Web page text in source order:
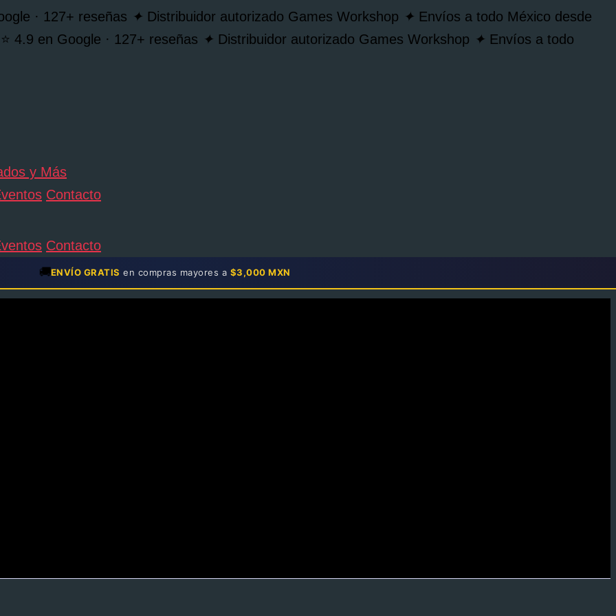
· 127+ reseñas ✦ Distribuidor autorizado Games Workshop ✦ Envíos a todo México desde
⭐ 4.9 en Google · 127+ reseñas ✦ Distribuidor autorizado Games Workshop ✦ Envíos a todo
Contacto
Contacto
🚚ENVÍO GRATIS en compras mayores a $3,000 MXN